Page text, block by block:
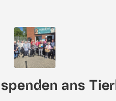
ans